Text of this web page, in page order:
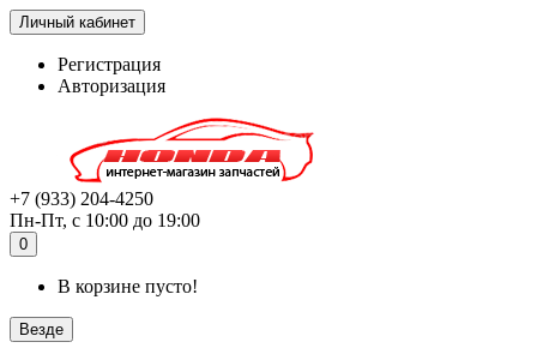
Личный кабинет
Регистрация
Авторизация
+7 (933) 204-4250
Пн-Пт, с 10:00 до 19:00
0
В корзине пусто!
Везде